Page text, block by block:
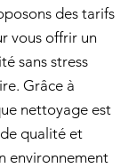
des tarifs
vous offrir un
sans stress
Grâce à
nettoyage est
qualité et
environnement